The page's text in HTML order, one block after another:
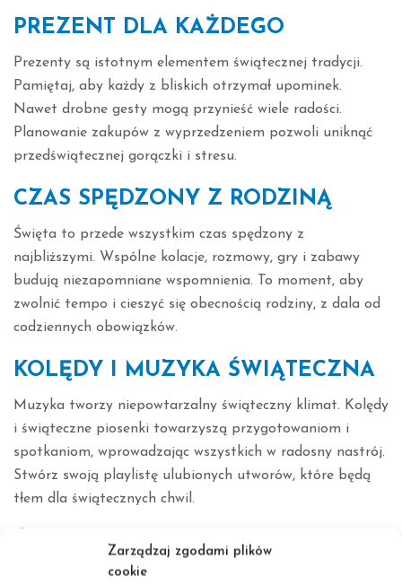
Zarządzaj zgodami plików
cookie
PREZENT DLA KAŻDEGO
Prezenty są istotnym elementem świątecznej tradycji.
Pamiętaj, aby każdy z bliskich otrzymał upominek.
Nawet drobne gesty mogą przynieść wiele radości.
Planowanie zakupów z wyprzedzeniem pozwoli uniknąć
przedświątecznej gorączki i stresu.
CZAS SPĘDZONY Z RODZINĄ
Święta to przede wszystkim czas spędzony z
najbliższymi. Wspólne kolacje, rozmowy, gry i zabawy
budują niezapomniane wspomnienia. To moment, aby
zwolnić tempo i cieszyć się obecnością rodziny, z dala od
codziennych obowiązków.
KOLĘDY I MUZYKA ŚWIĄTECZNA
Muzyka tworzy niepowtarzalny świąteczny klimat. Kolędy
i świąteczne piosenki towarzyszą przygotowaniom i
spotkaniom, wprowadzając wszystkich w radosny nastrój.
Stwórz swoją playlistę ulubionych utworów, które będą
tłem dla świątecznych chwil.
ŚWIĄTECZNE TRADYCJE
Kultywowanie świątecznych tradycji, takich jak wspólne